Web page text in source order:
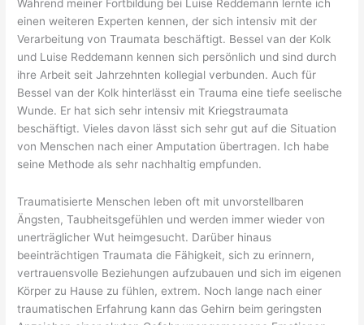
Während meiner Fortbildung bei Luise Reddemann lernte ich
einen weiteren Experten kennen, der sich intensiv mit der
Verarbeitung von Traumata beschäftigt. Bessel van der Kolk
und Luise Reddemann kennen sich persönlich und sind durch
ihre Arbeit seit Jahrzehnten kollegial verbunden. Auch für
Bessel van der Kolk hinterlässt ein Trauma eine tiefe seelische
Wunde. Er hat sich sehr intensiv mit Kriegstraumata
beschäftigt. Vieles davon lässt sich sehr gut auf die Situation
von Menschen nach einer Amputation übertragen. Ich habe
seine Methode als sehr nachhaltig empfunden.
Traumatisierte Menschen leben oft mit unvorstellbaren
Ängsten, Taubheitsgefühlen und werden immer wieder von
unerträglicher Wut heimgesucht. Darüber hinaus
beeinträchtigen Traumata die Fähigkeit, sich zu erinnern,
vertrauensvolle Beziehungen aufzubauen und sich im eigenen
Körper zu Hause zu fühlen, extrem. Noch lange nach einer
traumatischen Erfahrung kann das Gehirn beim geringsten